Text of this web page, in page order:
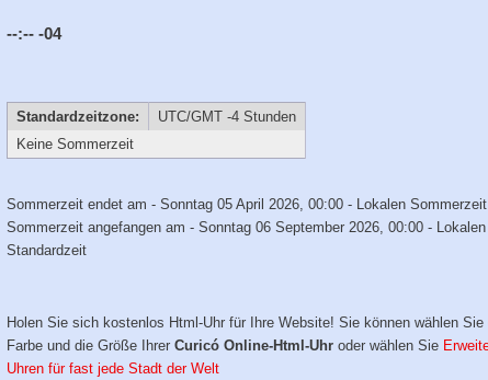
--:-- -04
Standardzeitzone:
UTC/GMT -4 Stunden
Keine Sommerzeit
Sommerzeit endet am - Sonntag 05 April 2026, 00:00 - Lokalen Sommerzeit
Sommerzeit angefangen am - Sonntag 06 September 2026, 00:00 - Lokalen
Standardzeit
Holen Sie sich kostenlos Html-Uhr für Ihre Website! Sie können wählen Sie
Farbe und die Größe IhrerCuricó Online-Html-Uhr oder wählen Sie
Uhren für fast jede Stadt der Welt